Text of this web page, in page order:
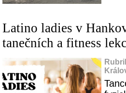
Latino ladies v
tanečních a fitness